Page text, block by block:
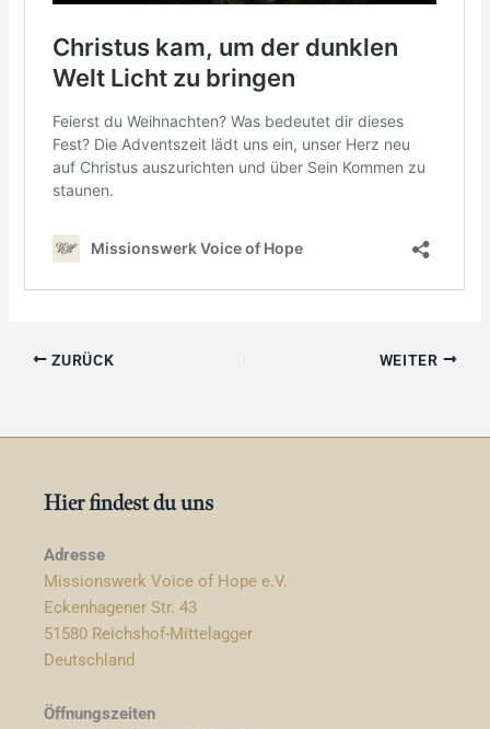
ZURÜCK WEITER
Hier findest du uns
Adresse
Missionswerk Voice of Hope e.V.
Eckenhagener Str. 43
51580 Reichshof-Mittelagger
Deutschland
Öffnungszeiten